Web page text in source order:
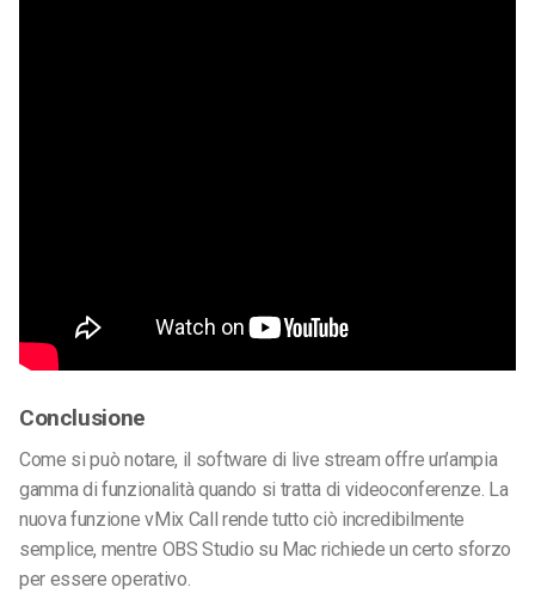
Conclusione
Come si può notare, il software di live stream offre un’ampia
gamma di funzionalità quando si tratta di videoconferenze. La
nuova funzione vMix Call rende tutto ciò incredibilmente
semplice, mentre OBS Studio su Mac richiede un certo sforzo
per essere operativo.